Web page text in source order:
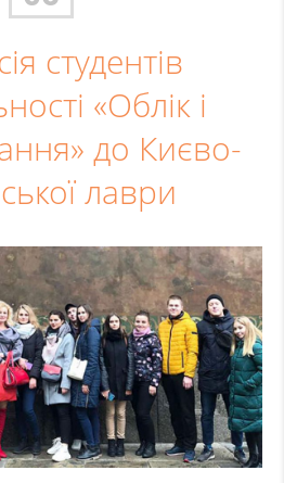
студентів
«Облік і
до Києво-
лаври